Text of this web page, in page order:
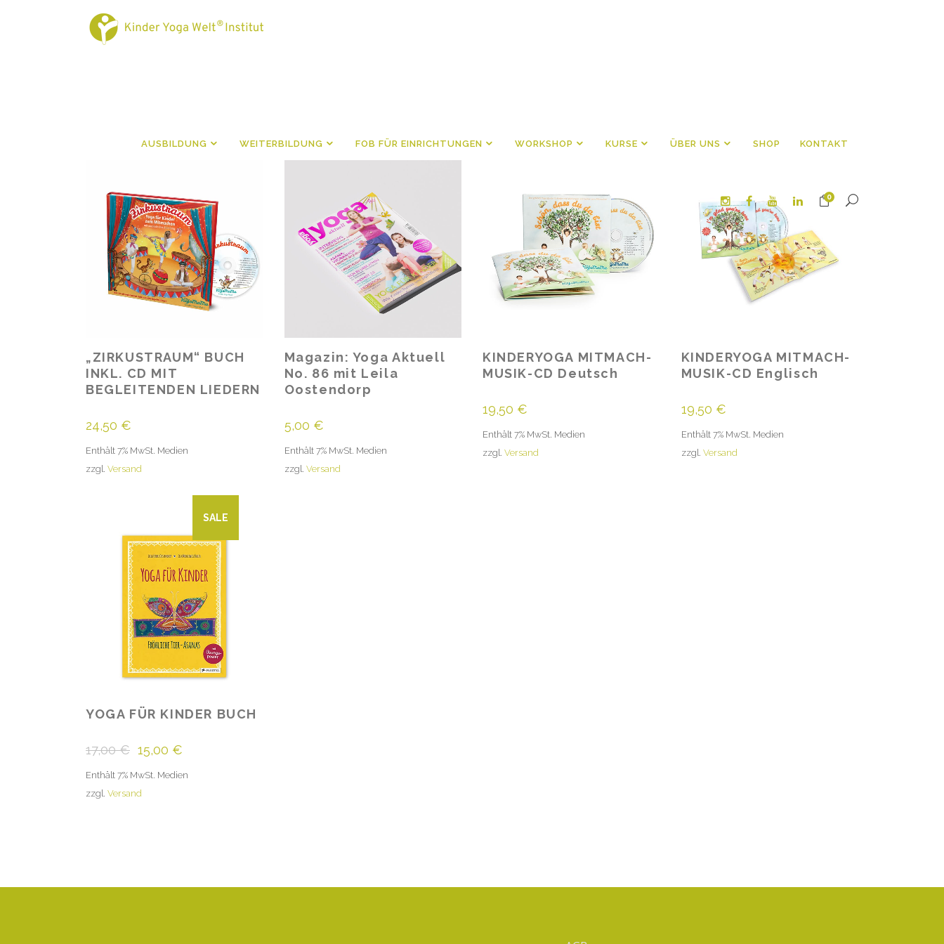
AUSBILDUNG WEITERBILDUNG FOB FÜR EINRICHTUNGEN WORKSHOP KURSE ÜBER UNS SHOP KONTAKT
0
„ZIRKUSTRAUM“ BUCH
INKL. CD MIT
BEGLEITENDEN LIEDERN
24,50 €
Enthält 7% MwSt. Medien
zzgl. Versand
Magazin: Yoga Aktuell
No. 86 mit Leila
Oostendorp
5,00 €
Enthält 7% MwSt. Medien
zzgl. Versand
KINDERYOGA MITMACH-
MUSIK-CD Deutsch
19,50 €
Enthält 7% MwSt. Medien
zzgl. Versand
KINDERYOGA MITMACH-
MUSIK-CD Englisch
19,50 €
Enthält 7% MwSt. Medien
zzgl. Versand
SALE
YOGA FÜR KINDER BUCH
17,00€ Ursprünglicher
15,00 €
Enthält 7% MwSt. Medien
zzgl. Versand